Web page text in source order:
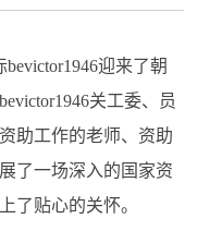
迎来了朝
关工委、员
助工作的老师、资助
了一场深入的国家资
了贴心的关怀。